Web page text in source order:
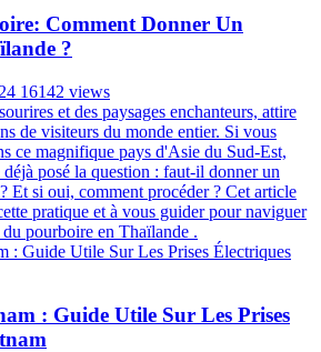
Comment Donner Un
?
16142 views
et des paysages enchanteurs, attire
de visiteurs du monde entier. Si vous
ce magnifique pays d'Asie du Sud-Est,
posé la question : faut-il donner un
Et si oui, comment procéder ? Cet article
pratique et à vous guider pour naviguer
pourboire en Thaïlande .
: Guide Utile Sur Les Prises